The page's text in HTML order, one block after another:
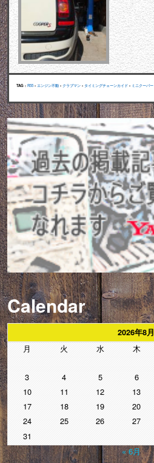
TAG : R55 • エンジン不動 • クラブマン • タイミングチェーンカイド • ミニクーパー
Calendar
2026年8月
月 火 水 木
3
4 5 6
10
11 12 13
17
18 19 20
24
25 26 27
31
« 6月